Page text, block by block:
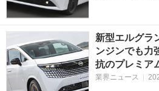
新型エルグラ
ンジンでも力
抗のプレミア
業界ニュース |